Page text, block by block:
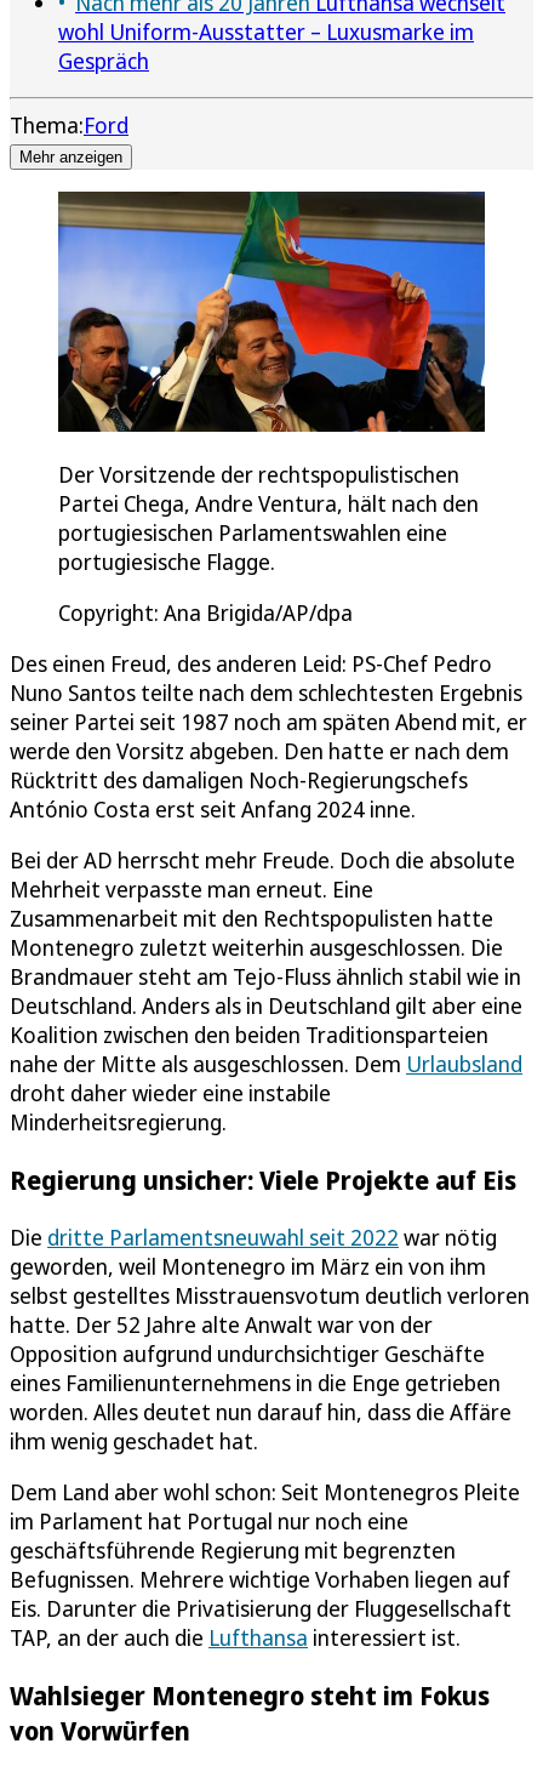
wohl Uniform-Ausstatter – Luxusmarke im
Gespräch
Thema:Ford
Mehr anzeigen
Der Vorsitzende der rechtspopulistischen
Partei Chega, Andre Ventura, hält nach den
portugiesischen Parlamentswahlen eine
portugiesische Flagge.
Copyright: Ana Brigida/AP/dpa
Des einen Freud, des anderen Leid: PS-Chef Pedro
Nuno Santos teilte nach dem schlechtesten Ergebnis
seiner Partei seit 1987 noch am späten Abend mit, er
werde den Vorsitz abgeben. Den hatte er nach dem
Rücktritt des damaligen Noch-Regierungschefs
António Costa erst seit Anfang 2024 inne.
Bei der AD herrscht mehr Freude. Doch die absolute
Mehrheit verpasste man erneut. Eine
Zusammenarbeit mit den Rechtspopulisten hatte
Montenegro zuletzt weiterhin ausgeschlossen. Die
Brandmauer steht am Tejo-Fluss ähnlich stabil wie in
Deutschland. Anders als in Deutschland gilt aber eine
Koalition zwischen den beiden Traditionsparteien
nahe der Mitte als ausgeschlossen. Dem Urlaubsland
droht daher wieder eine instabile
Minderheitsregierung.
Regierung unsicher: Viele Projekte auf Eis
Die dritte Parlamentsneuwahl seit 2022 war nötig
geworden, weil Montenegro im März ein von ihm
selbst gestelltes Misstrauensvotum deutlich verloren
hatte. Der 52 Jahre alte Anwalt war von der
Opposition aufgrund undurchsichtiger Geschäfte
eines Familienunternehmens in die Enge getrieben
worden. Alles deutet nun darauf hin, dass die Affäre
ihm wenig geschadet hat.
Dem Land aber wohl schon: Seit Montenegros Pleite
im Parlament hat Portugal nur noch eine
geschäftsführende Regierung mit begrenzten
Befugnissen. Mehrere wichtige Vorhaben liegen auf
Eis. Darunter die Privatisierung der Fluggesellschaft
TAP, an der auch die Lufthansa interessiert ist.
Wahlsieger Montenegro steht im Fokus
von Vorwürfen